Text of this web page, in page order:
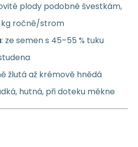
plody podobné švestkám,
kg ročně/strom
: ze semen s 45–55 % tuku
žlutá až krémově hnědá
hutná, při doteku měkne